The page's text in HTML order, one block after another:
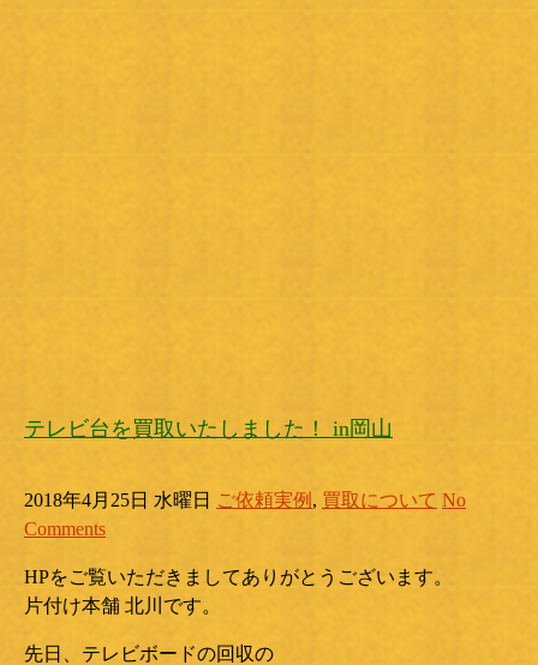
テレビ台を買取いたしました！ in岡山
2018年4月25日 水曜日 ご依頼実例 , 買取について No
Comments
HPをご覧いただきましてありがとうございます。
片付け本舗 北川です。
先日、テレビボードの回収の